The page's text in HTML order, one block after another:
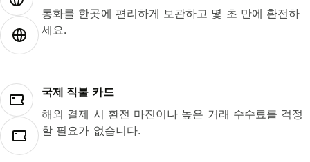
통화를 한곳에 편리하게 보관하고 몇 초 만에 환전하
세요.
국제 직불 카드
해외 결제 시 환전 마진이나 높은 거래 수수료를 걱정
할 필요가 없습니다.